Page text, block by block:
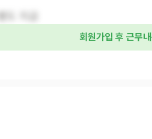
회원가입 후 근무